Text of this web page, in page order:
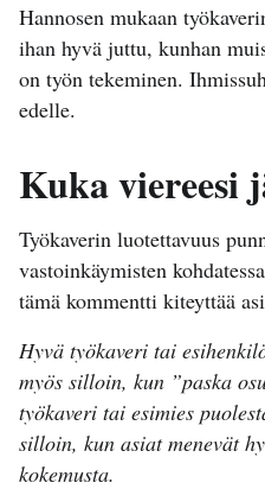
Hannosen mukaan
ihan hyvä juttu, kunhan
on työn tekeminen.
edelle.
Kuka viereesi
Työkaverin luotettavuus
vastoinkäymisten
tämä kommentti kiteyttää
Hyvä työkaveri tai
myös silloin, kun ”paska
työkaveri tai esimies
silloin, kun asiat menevät
kokemusta.